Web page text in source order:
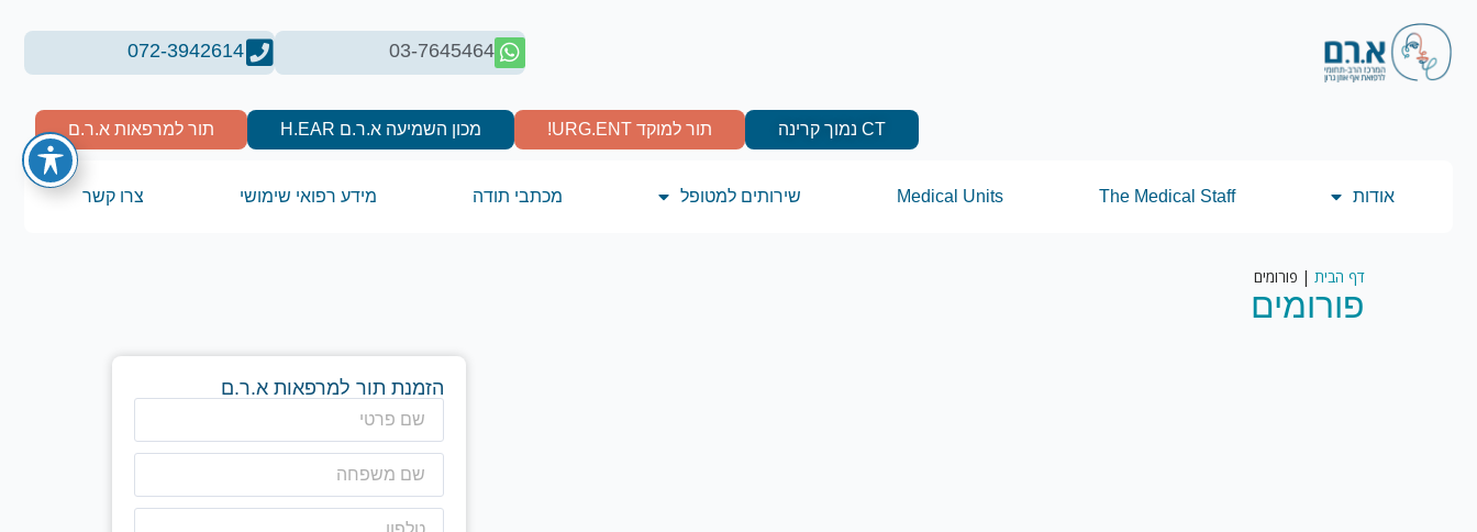
03-7645464
072-3942614
תור למרפאות א.ר.ם מכון השמיעה א.ר.ם H.EAR תור למוקד URG.ENT! CT נמוך קרינה
אודות The Medical Staff
Medical Units שירותים למטופל מכתבי תודה מידע רפואי שימושי צרו קשר
דף הבית | פורומים
פורומים
הזמנת תור למרפאות א.ר.ם